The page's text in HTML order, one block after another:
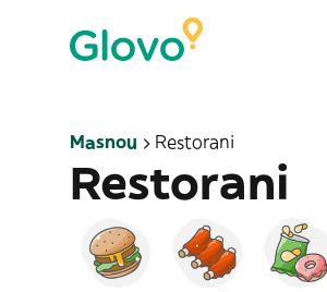
Masnou Restorani
Restorani